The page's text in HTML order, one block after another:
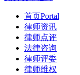
首页Portal
律师资讯
律师点评
法律咨询
律师评委
律师维权